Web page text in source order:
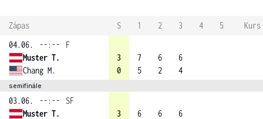
Zápas S 1 2 3 4 5
Kurs
04.06.
--:--
F
Muster T.
Chang M.
3
0
7
5
6
2
6
4
semifinále
03.06. --:--
SF
Muster T.
3
6
6
6